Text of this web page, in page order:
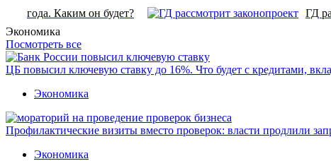
года. Каким он будет?
ГД
Экономика
Посмотреть все
ЦБ повысил ключевую ставку до 16%. Что будет с кредитами,
Экономика
Профилактические визиты вместо проверок: власти продлили
Экономика